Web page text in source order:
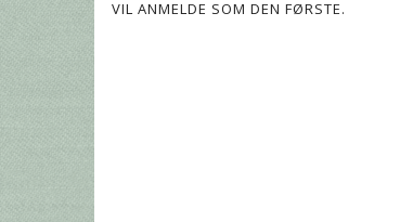
VIL ANMELDE SOM DEN FØRSTE.